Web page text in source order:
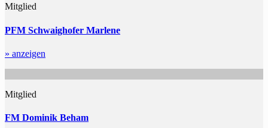
Mitglied
PFM Schwaighofer Marlene
» anzeigen
Mitglied
FM Dominik Beham